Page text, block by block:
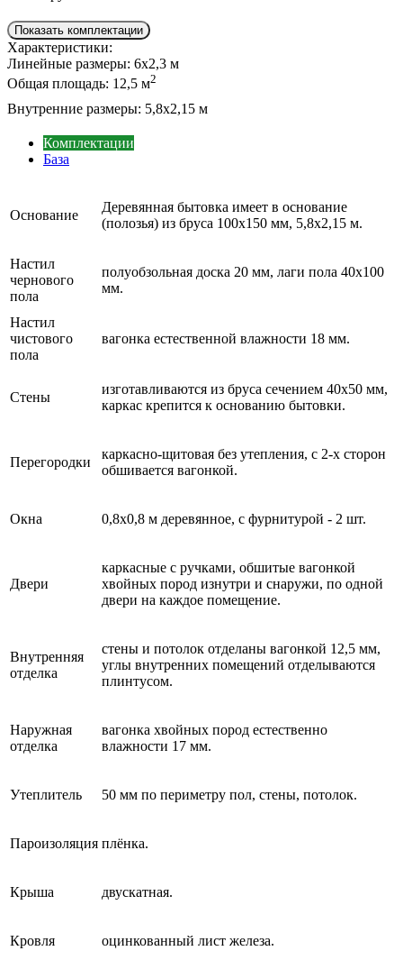
Показать комплектации
Характеристики:
Линейные размеры: 6х2,3 м
Общая площадь: 12,5 м2
Внутренние размеры: 5,8х2,15 м
Комплектации
База
Основание
Деревянная бытовка имеет в основание
(полозья) из бруса 100х150 мм, 5,8х2,15 м.
Настил
чернового
пола
полуобзольная доска 20 мм, лаги пола 40х100
мм.
Настил
чистового
пола
вагонка естественной влажности 18 мм.
Стены
изготавливаются из бруса сечением 40х50 мм,
каркас крепится к основанию бытовки.
Перегородки
каркасно-щитовая без утепления, с 2-х сторон
обшивается вагонкой.
Окна 0,8х0,8 м деревянное, с фурнитурой - 2 шт.
Двери
каркасные с ручками, обшитые вагонкой
хвойных пород изнутри и снаружи, по одной
двери на каждое помещение.
Внутренняя
отделка
стены и потолок отделаны вагонкой 12,5 мм,
углы внутренних помещений отделываются
плинтусом.
Наружная
отделка
вагонка хвойных пород естественно
влажности 17 мм.
Утеплитель 50 мм по периметру пол, стены, потолок.
Пароизоляция плёнка.
Крыша двускатная.
Кровля оцинкованный лист железа.